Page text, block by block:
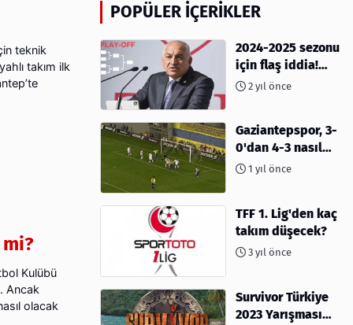
teknik
takım ilk
Kulübü
Ancak
olacak
POPÜLER İÇERIKLER
2024-2025 sezonu
için flaş iddia!
Play-Off sistemi
2 yıl önce
Gaziantepspor, 3-
0'dan 4-3 nasıl
kaybetti?
1 yıl önce
TFF 1. Lig'den kaç
takım düşecek?
3 yıl önce
Survivor Türkiye
2023 Yarışması